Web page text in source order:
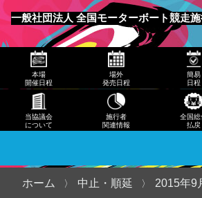
一般社団法人 全国モーターボート競走
本場
開催日程
場外
発売日程
簡易
日程
当協議会
について
施行者
関連情報
全国総
払戻
ホーム 中止・順延 2015年9